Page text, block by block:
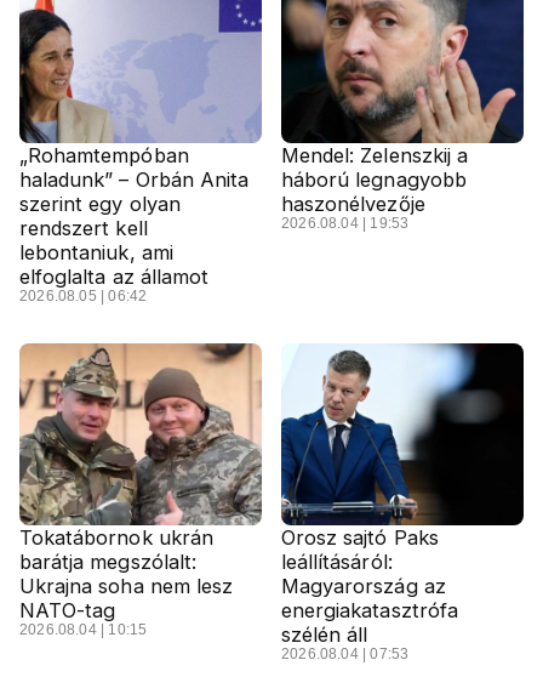
„Rohamtempóban
haladunk” – Orbán Anita
szerint egy olyan
rendszert kell
lebontaniuk, ami
elfoglalta az államot
2026.08.05 | 06:42
Mendel: Zelenszkij a
háború legnagyobb
haszonélvezője
2026.08.04 | 19:53
Tokatábornok ukrán
barátja megszólalt:
Ukrajna soha nem lesz
NATO-tag
2026.08.04 | 10:15
Orosz sajtó Paks
leállításáról:
Magyarország az
energiakatasztrófa
szélén áll
2026.08.04 | 07:53